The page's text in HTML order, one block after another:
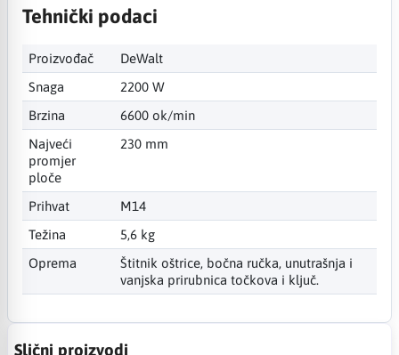
Tehnički podaci
Proizvođač
DeWalt
Snaga
2200 W
Brzina
6600 ok/min
Najveći
promjer
ploče
230 mm
Prihvat
M14
Težina
5,6 kg
Oprema
Štitnik oštrice, bočna ručka, unutrašnja i
vanjska prirubnica točkova i ključ.
Slični proizvodi